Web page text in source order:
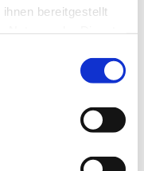
bereitgestellt